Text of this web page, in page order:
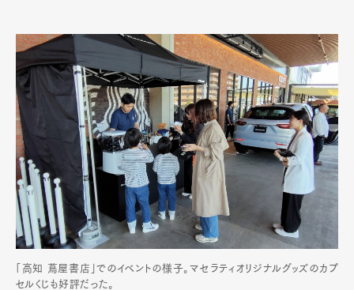
「高知 蔦屋書店」でのイベントの様子。マセラティオリジナルグッズのカプ
セルくじも好評だった。